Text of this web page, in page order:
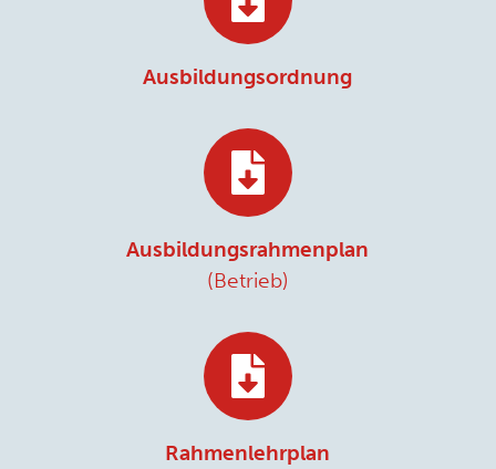
Ausbildungsordnung
Ausbildungsrahmenplan
(Betrieb)
Rahmenlehrplan